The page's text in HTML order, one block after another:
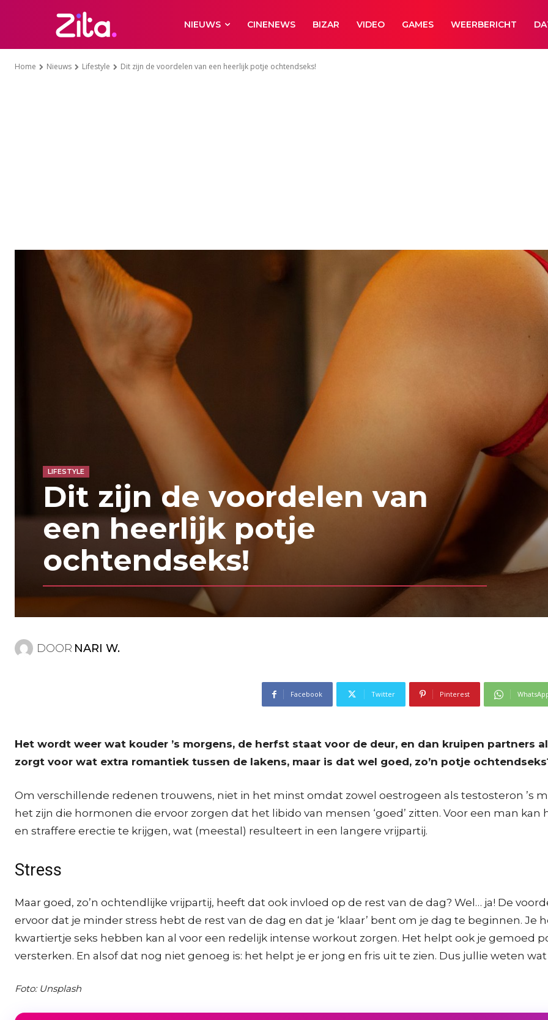
NIEUWS CINENEWS BIZAR VIDEO GAMES WEERBERICHT
Home Nieuws Lifestyle Dit zijn de voordelen van een heerlijk potje ochtendseks!
LIFESTYLE
Dit zijn de voordelen van
een heerlijk potje
ochtendseks!
DOOR NARI W.
Facebook Twitter Pinterest
Het wordt weer wat kouder ’s morgens, de herfst staat voor de deur, en dan kruipen partners
zorgt voor wat extra romantiek tussen de lakens, maar is dat wel goed, zo’n potje
Om verschillende redenen trouwens, niet in het minst omdat zowel oestrogeen als testosteron ’s
het zijn die hormonen die ervoor zorgen dat het libido van mensen ‘goed’ zitten. Voor een man
en straffere erectie te krijgen, wat (meestal) resulteert in een langere vrijpartij.
Stress
Maar goed, zo’n ochtendlijke vrijpartij, heeft dat ook invloed op de rest van de dag? Wel… ja! De
ervoor dat je minder stress hebt de rest van de dag en dat je ‘klaar’ bent om je dag te beginnen. Je
kwartiertje seks hebben kan al voor een redelijk intense workout zorgen. Het helpt ook je gemoed
versterken. En alsof dat nog niet genoeg is: het helpt je er jong en fris uit te zien. Dus jullie weten
Foto: Unsplash